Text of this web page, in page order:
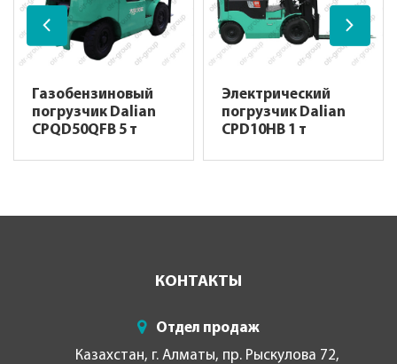
Газобензиновый
погрузчик Dalian
CPQD50QFB 5 т
Электрический
погрузчик Dalian
CPD10HB 1 т
КОНТАКТЫ
Отдел продаж
Казахстан, г. Алматы, пр. Рыскулова 72,